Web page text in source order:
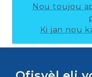
Nou toujou
Ki jan nou